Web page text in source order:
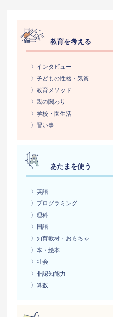
教育を考える
〉インタビュー
〉子どもの性格・気質
〉教育メソッド
〉親の関わり
〉学校・園生活
〉習い事
あたまを使う
〉英語
〉プログラミング
〉理科
〉国語
〉知育教材・おもちゃ
〉本・絵本
〉社会
〉非認知能力
〉算数